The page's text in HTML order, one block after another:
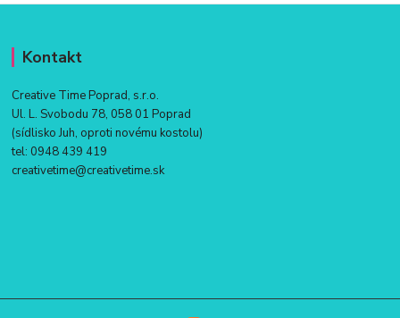
Kontakt
Creative Time Poprad, s.r.o.
Ul. L. Svobodu 78, 058 01 Poprad
(sídlisko Juh, oproti novému kostolu)
tel: 0948 439 419
creativetime@creativetime.sk